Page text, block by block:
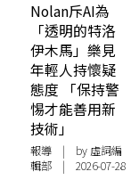
Nolan斥AI為
「透明的特洛
伊木馬」樂見
年輕人持懷疑
態度 「保持警
惕才能善用新
技術」
報導 | by 虛詞編
輯部 | 2026-07-28